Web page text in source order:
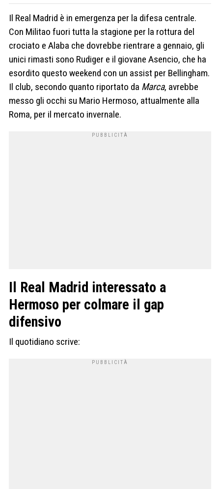
Il Real Madrid è in emergenza per la difesa centrale.
Con Militao fuori tutta la stagione per la rottura del
crociato e Alaba che dovrebbe rientrare a gennaio, gli
unici rimasti sono Rudiger e il giovane Asencio, che ha
esordito questo weekend con un assist per Bellingham.
Il club, secondo quanto riportato da Marca, avrebbe
messo gli occhi su Mario Hermoso, attualmente alla
Roma, per il mercato invernale.
Il Real Madrid interessato a
Hermoso per colmare il gap
difensivo
Il quotidiano scrive: